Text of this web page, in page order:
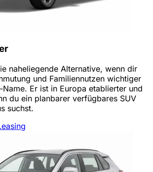
naheliegende Alternative, wenn dir
und Familiennutzen wichtiger
Er ist in Europa etablierter und
du ein planbarer verfügbares SUV
suchst.